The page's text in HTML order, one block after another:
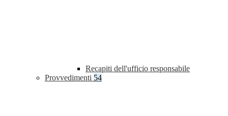
Recapiti dell'ufficio responsabile
Provvedimenti 54